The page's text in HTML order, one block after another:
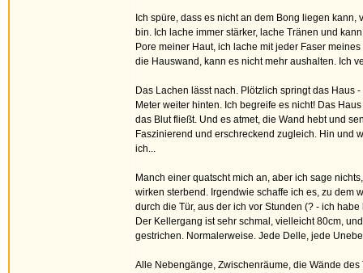
Ich spüre, dass es nicht an dem Bong liegen
bin. Ich lache immer stärker, lache Tränen und
Pore meiner Haut, ich lache mit jeder Faser
die Hauswand, kann es nicht mehr aushalten. Ich
Das Lachen lässt nach. Plötzlich springt das Haus
Meter weiter hinten. Ich begreife es nicht! Das
das Blut fließt. Und es atmet, die Wand hebt und
Faszinierend und erschreckend zugleich. Hin und
ich...
Manch einer quatscht mich an, aber ich sage
wirken sterbend. Irgendwie schaffe ich es, zu dem
durch die Tür, aus der ich vor Stunden (? - ich
Der Kellergang ist sehr schmal, vielleicht 80cm,
gestrichen. Normalerweise. Jede Delle, jede
Alle Nebengänge, Zwischenräume, die Wände